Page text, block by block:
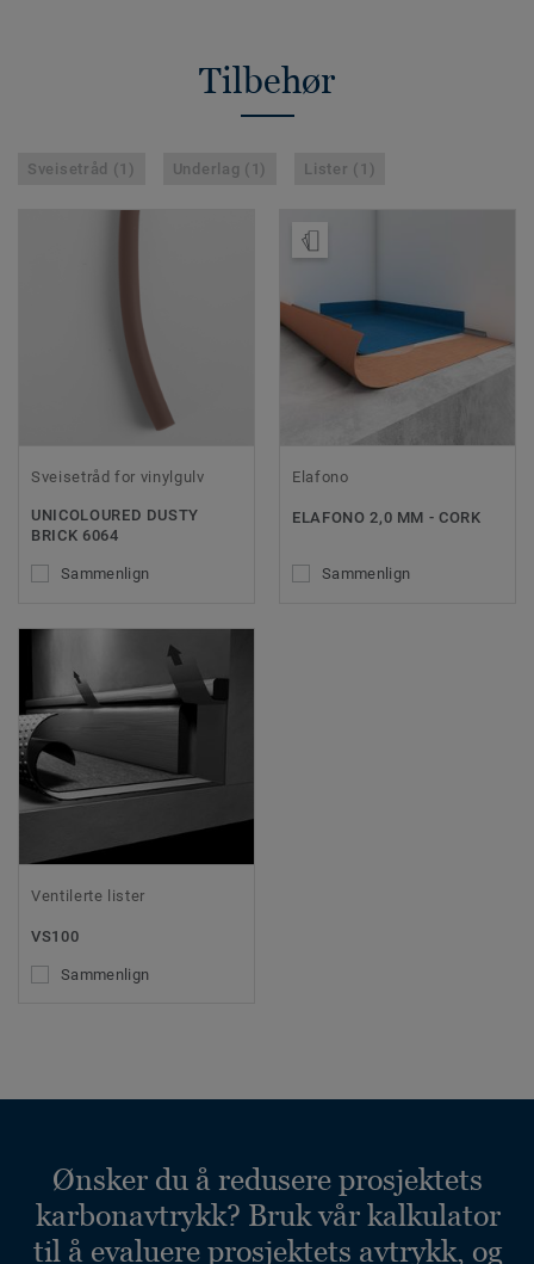
Tilbehør
Sveisetråd (1) Underlag (1) Lister (1)
Sveisetråd for vinylgulv
UNICOLOURED DUSTY
BRICK 6064
Sammenlign
Elafono
ELAFONO 2,0 MM - CORK
Sammenlign
Ventilerte lister
VS100
Sammenlign
Ønsker du å redusere prosjektets
karbonavtrykk? Bruk vår kalkulator
til å evaluere prosjektets avtrykk, og